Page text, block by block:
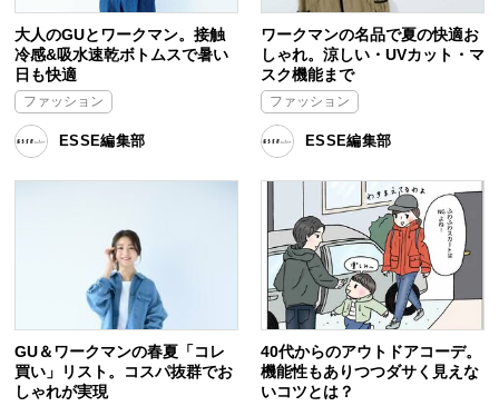
大人のGUとワークマン。接触
冷感&吸水速乾ボトムスで暑い
日も快適
ファッション
ESSE編集部
ワークマンの名品で夏の快適お
しゃれ。涼しい・UVカット・マ
スク機能まで
ファッション
ESSE編集部
GU＆ワークマンの春夏「コレ
買い」リスト。コスパ抜群でお
しゃれが実現
40代からのアウトドアコーデ。
機能性もありつつダサく見えな
いコツとは？